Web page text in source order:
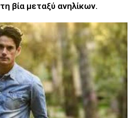
τη βία μεταξύ ανηλίκων.